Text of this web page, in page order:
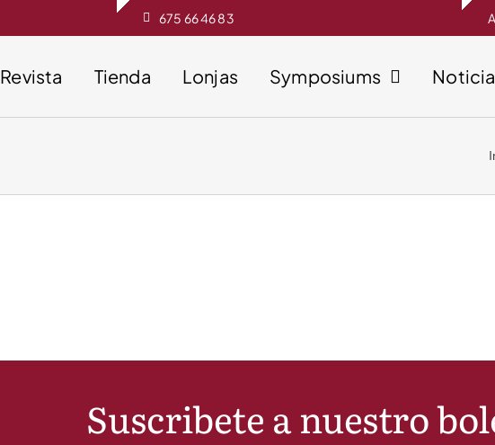
675 66 46 83
Revista Tienda Lonjas Symposiums
Suscribete a nuestro